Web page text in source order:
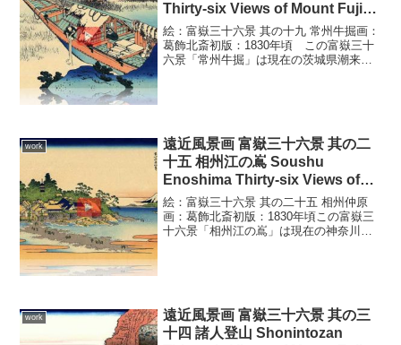
Thirty-six Views of Mount Fuji
3D
絵：富嶽三十六景 其の十九 常州牛掘画：
葛飾北斎初版：1830年頃 この富嶽三十
六景「常州牛掘」は現在の茨城県潮来市
work
遠近風景画 富嶽三十六景 其の二
十五 相州江の嶌 Soushu
Enoshima Thirty-six Views of
Mount Fuji 3D
絵：富嶽三十六景 其の二十五 相州仲原
画：葛飾北斎初版：1830年頃この富嶽三
十六景「相州江の嶌」は現在の神奈川県
work
遠近風景画 富嶽三十六景 其の三
十四 諸人登山 Shonintozan